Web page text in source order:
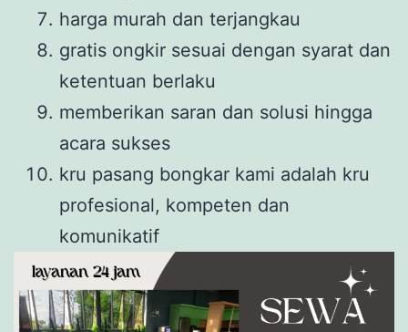
harga murah dan terjangkau
gratis ongkir sesuai dengan syarat dan
ketentuan berlaku
memberikan saran dan solusi hingga
acara sukses
kru pasang bongkar kami adalah kru
profesional, kompeten dan
komunikatif